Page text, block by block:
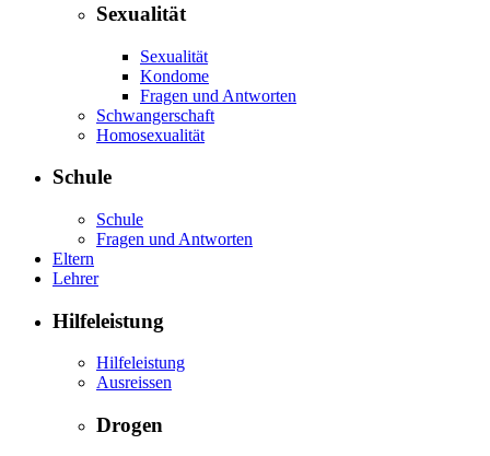
Sexualität
Sexualität
Kondome
Fragen und Antworten
Schwangerschaft
Homosexualität
Schule
Schule
Fragen und Antworten
Eltern
Lehrer
Hilfeleistung
Hilfeleistung
Ausreissen
Drogen